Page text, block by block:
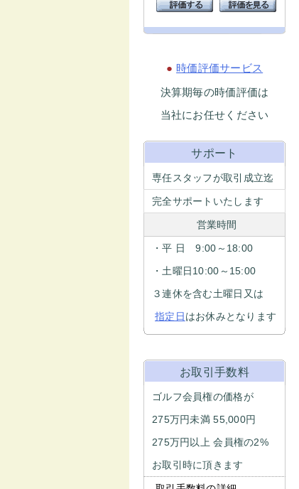
● 時価評価サービス
決算期毎の時価評価は
当社にお任せください
サポート
専任スタッフが取引成立迄
完全サポートいたします
営業時間
・平 日 9:00～18:00
・土曜日10:00～15:00
３連休を含む土曜日又は
指定日はお休みとなります
お取引手数料
ゴルフ会員権の価格が
275万円未満 55,000円
275万円以上 会員権の2%
お取引時に頂きます